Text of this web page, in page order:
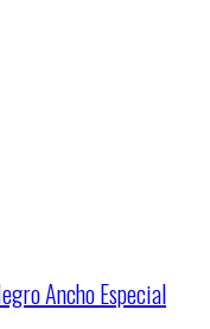
Ancho Especial